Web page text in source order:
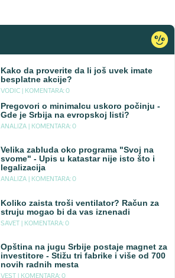
Kako da proverite da li još uvek imate
besplatne akcije?
VODIC | KOMENTARA: 0
Pregovori o minimalcu uskoro počinju -
Gde je Srbija na evropskoj listi?
ANALIZA | KOMENTARA: 0
Velika zabluda oko programa "Svoj na
svome" - Upis u katastar nije isto što i
legalizacija
ANALIZA | KOMENTARA: 0
Koliko zaista troši ventilator? Račun za
struju mogao bi da vas iznenadi
SAVET | KOMENTARA: 0
Opština na jugu Srbije postaje magnet za
investitore - Stižu tri fabrike i više od 700
novih radnih mesta
VEST | KOMENTARA: 0